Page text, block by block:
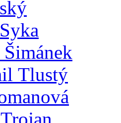
Tlustý